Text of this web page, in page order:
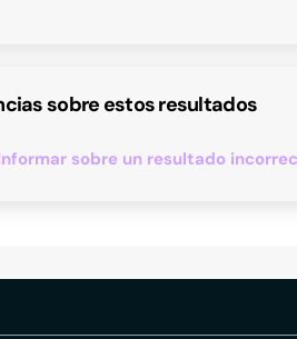
sobre estos resultados
sobre un resultado